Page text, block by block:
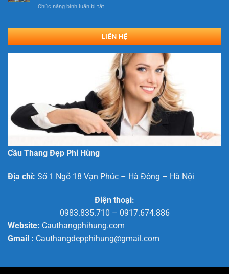
Đại
Phú
Hiện
Chức năng bình luận bị tắt
Kính
Tại
Yên,
Vĩnh
Phúc
Đẹp
Hiện
Đại
LIÊN HỆ
Cầu Thang Đẹp Phi Hùng
Địa chỉ: Số 1 Ngõ 18 Vạn Phúc – Hà Đông – Hà Nội
Điện thoại:
0983.835.710 – 0917.674.886
Website: Cauthangphihung.com
Gmail : Cauthangdepphihung@gmail.com